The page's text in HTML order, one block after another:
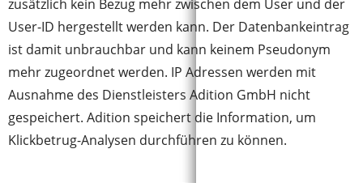
zusätzlich kein Bezug mehr zwischen dem User und der
User-ID hergestellt werden kann. Der Datenbankeintrag
ist damit unbrauchbar und kann keinem Pseudonym
mehr zugeordnet werden. IP Adressen werden mit
Ausnahme des Dienstleisters Adition GmbH nicht
gespeichert. Adition speichert die Information, um
Klickbetrug-Analysen durchführen zu können.